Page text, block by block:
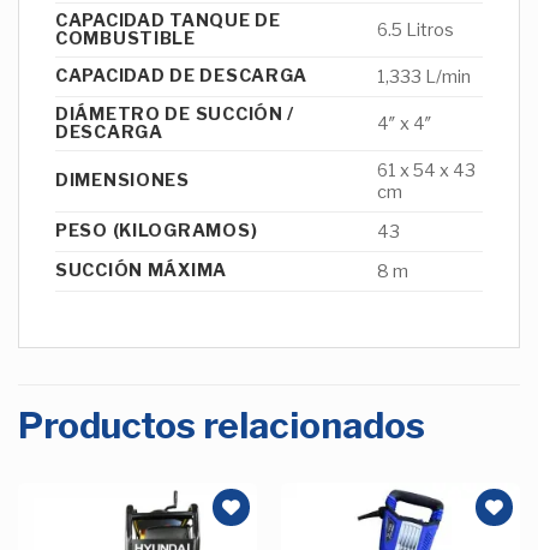
CAPACIDAD TANQUE DE
COMBUSTIBLE
6.5 Litros
CAPACIDAD DE DESCARGA
1,333 L/min
DIÁMETRO DE SUCCIÓN /
DESCARGA
4″ x 4″
DIMENSIONES
61 x 54 x 43
cm
PESO (KILOGRAMOS)
43
SUCCIÓN MÁXIMA
8 m
Productos relacionados